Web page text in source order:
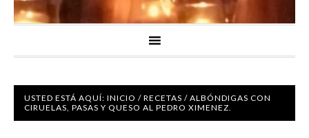
USTED ESTÁ AQUÍ: INICIO / RECETAS / ALBÓNDIGAS CON
CIRUELAS, PASAS Y QUESO AL PEDRO XIMENEZ.